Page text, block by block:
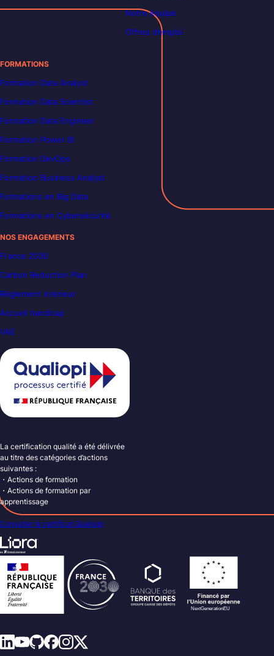
Notre équipe
Offres d’emploi
FORMATIONS
Formation Data Analyst
Formation Data Scientist
Formation Data Engineer
Formation Power BI
Formation DevOps
Formation Business Analyst
Formations en Big Data
Formations en Cybersécurité
NOS ENGAGEMENTS
France 2030
Carbon Reduction Plan
Règlement intérieur
Accueil handicap
VAE
La certification qualité a été délivrée
au titre des catégories d’actions
suivantes :
・Actions de formation
・Actions de formation par
apprentissage
Consulter le certificat Qualiopi